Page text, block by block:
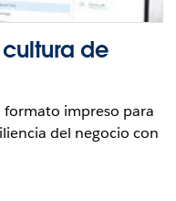
de
impreso para
del negocio con